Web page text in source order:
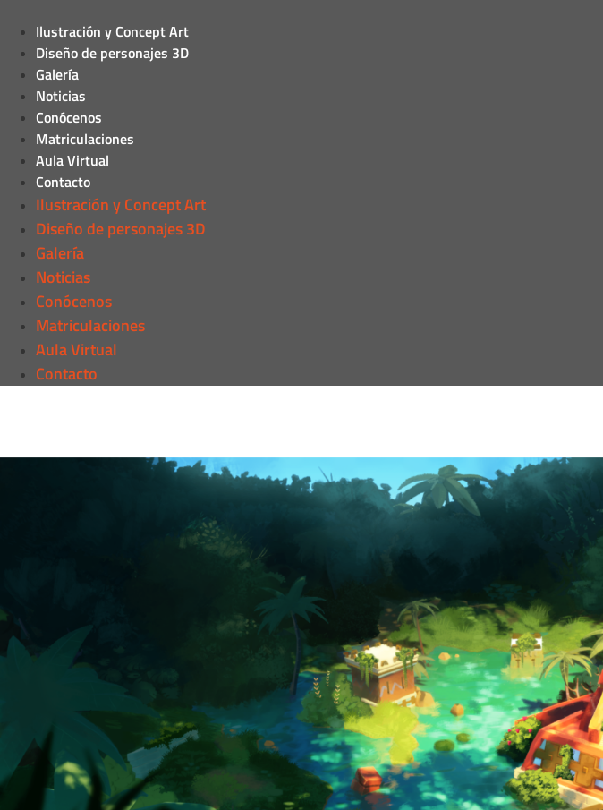
Ilustración y Concept Art
Diseño de personajes 3D
Galería
Noticias
Conócenos
Matriculaciones
Aula Virtual
Contacto
Ilustración y Concept Art
Diseño de personajes 3D
Galería
Noticias
Conócenos
Matriculaciones
Aula Virtual
Contacto